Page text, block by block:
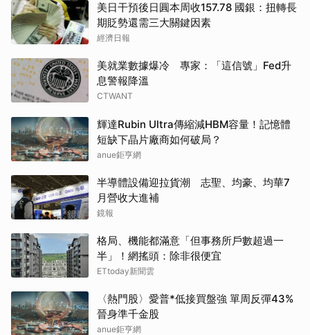
美日干預後日圓本周收157.78 國銀：扭轉長
期貶勢還需三大關鍵因素
經濟日報
美就業數據爆冷 專家：「這信號」Fed升
息警報降溫
CTWANT
輝達Rubin Ultra傳縮減HBM容量！記憶體
短缺下晶片廠商如何破局？
anue鉅亨網
半導體設備迎拉貨潮 志聖、均豪、均華7
月營收大進補
鏡報
格局、機能都滿意「但事務所戶數超過一
半」！網搖頭：除非很便宜
ETtoday新聞雲
〈熱門股〉愛普*低接買盤強 單周反彈43%
晉身準千金股
anue鉅亨網